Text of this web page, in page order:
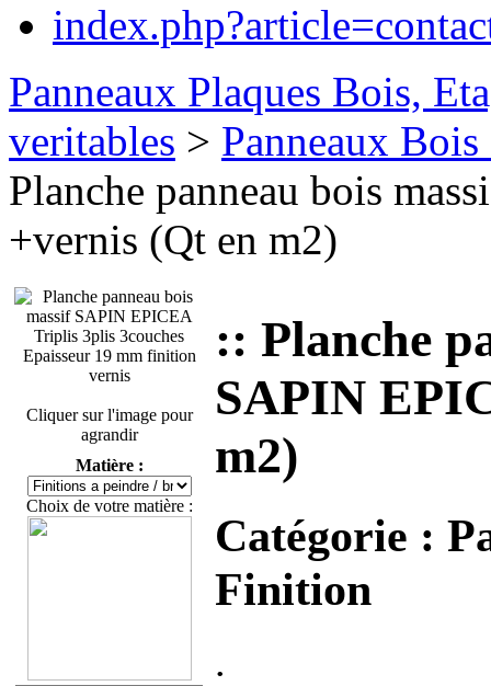
Panneaux Plaques Bois,
veritables > Panneaux
Planche panneau bois
+vernis (Qt en m2)
Cliquer sur l'image pour
agrandir
Matière :
Choix de votre matière :
:: Planche
SAPIN
m2)
Catégorie :
Finition
.